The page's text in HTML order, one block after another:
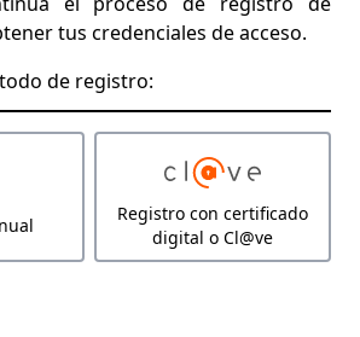
tus credenciales de acceso.
de registro:
Registro con certificado
digital o Cl@ve